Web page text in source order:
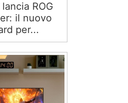
ROG
il nuovo
per...